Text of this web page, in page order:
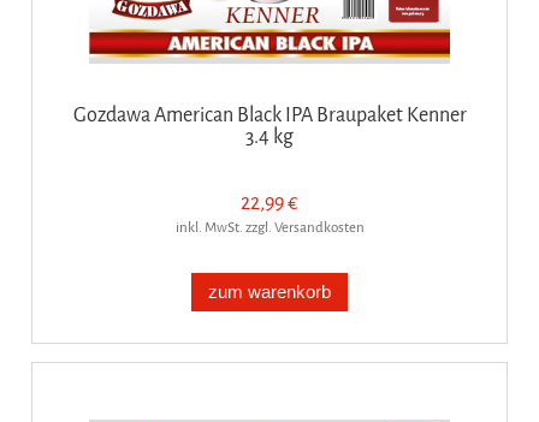
Gozdawa American Black IPA Braupaket Kenner
3.4 kg
22,99 €
inkl. MwSt. zzgl. Versandkosten
zum warenkorb